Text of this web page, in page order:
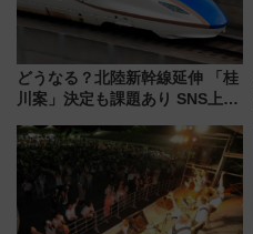
どうなる？北陸新幹線延伸 「桂
川案」決定も課題あり SNS上の